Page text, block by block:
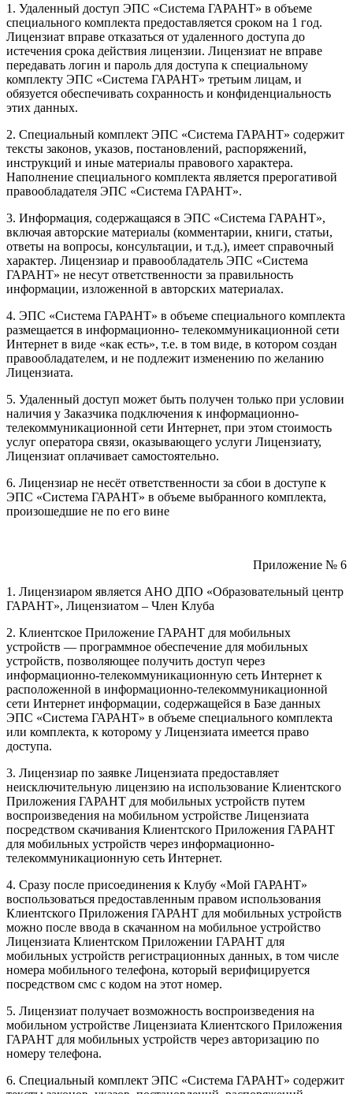
1. Удаленный доступ ЭПС «Система ГАРАНТ» в объеме
специального комплекта предоставляется сроком на 1 год.
Лицензиат вправе отказаться от удаленного доступа до
истечения срока действия лицензии. Лицензиат не вправе
передавать логин и пароль для доступа к специальному
комплекту ЭПС «Система ГАРАНТ» третьим лицам, и
обязуется обеспечивать сохранность и конфиденциальность
этих данных.
2. Специальный комплект ЭПС «Система ГАРАНТ» содержит
тексты законов, указов, постановлений, распоряжений,
инструкций и иные материалы правового характера.
Наполнение специального комплекта является прерогативой
правообладателя ЭПС «Система ГАРАНТ».
3. Информация, содержащаяся в ЭПС «Система ГАРАНТ»,
включая авторские материалы (комментарии, книги, статьи,
ответы на вопросы, консультации, и т.д.), имеет справочный
характер. Лицензиар и правообладатель ЭПС «Система
ГАРАНТ» не несут ответственности за правильность
информации, изложенной в авторских материалах.
4. ЭПС «Система ГАРАНТ» в объеме специального комплекта
размещается в информационно- телекоммуникационной сети
Интернет в виде «как есть», т.е. в том виде, в котором создан
правообладателем, и не подлежит изменению по желанию
Лицензиата.
5. Удаленный доступ может быть получен только при условии
наличия у Заказчика подключения к информационно-
телекоммуникационной сети Интернет, при этом стоимость
услуг оператора связи, оказывающего услуги Лицензиату,
Лицензиат оплачивает самостоятельно.
6. Лицензиар не несёт ответственности за сбои в доступе к
ЭПС «Система ГАРАНТ» в объеме выбранного комплекта,
произошедшие не по его вине
Приложение № 6
1. Лицензиаром является АНО ДПО «Образовательный центр
ГАРАНТ», Лицензиатом – Член Клуба
2. Клиентское Приложение ГАРАНТ для мобильных
устройств — программное обеспечение для мобильных
устройств, позволяющее получить доступ через
информационно-телекоммуникационную сеть Интернет к
расположенной в информационно-телекоммуникационной
сети Интернет информации, содержащейся в Базе данных
ЭПС «Система ГАРАНТ» в объеме специального комплекта
или комплекта, к которому у Лицензиата имеется право
доступа.
3. Лицензиар по заявке Лицензиата предоставляет
неисключительную лицензию на использование Клиентского
Приложения ГАРАНТ для мобильных устройств путем
воспроизведения на мобильном устройстве Лицензиата
посредством скачивания Клиентского Приложения ГАРАНТ
для мобильных устройств через информационно-
телекоммуникационную сеть Интернет.
4. Сразу после присоединения к Клубу «Мой ГАРАНТ»
воспользоваться предоставленным правом использования
Клиентского Приложения ГАРАНТ для мобильных устройств
можно после ввода в скачанном на мобильное устройство
Лицензиата Клиентском Приложении ГАРАНТ для
мобильных устройств регистрационных данных, в том числе
номера мобильного телефона, который верифицируется
посредством смс с кодом на этот номер.
5. Лицензиат получает возможность воспроизведения на
мобильном устройстве Лицензиата Клиентского Приложения
ГАРАНТ для мобильных устройств через авторизацию по
номеру телефона.
6. Специальный комплект ЭПС «Система ГАРАНТ» содержит